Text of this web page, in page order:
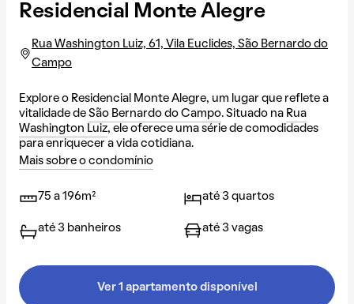
Residencial Monte Alegre
Rua Washington Luiz, 61, Vila Euclides, São Bernardo do
Campo
Explore o Residencial Monte Alegre, um lugar que reflete a
vitalidade de São Bernardo do Campo. Situado na Rua
Washington Luiz, ele oferece uma série de comodidades
para enriquecer a vida cotidiana.
Mais sobre o condomínio
75 a 196m² até 3 quartos
até 3 banheiros até 3 vagas
Ver 1 apartamento disponível